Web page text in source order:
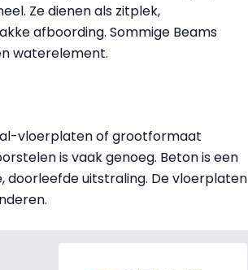
Ze dienen als zitplek,
afboording. Sommige Beams
waterelement.
vloerplaten of grootformaat
is vaak genoeg. Beton is een
doorleefde uitstraling. De vloerplaten